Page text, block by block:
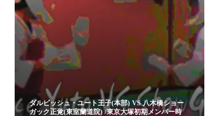
ダルビッシュ・ユート王子(本部) VS 八木橋ショー
ガック正覚(東室蘭道院) /東京大塚初期メンバー時